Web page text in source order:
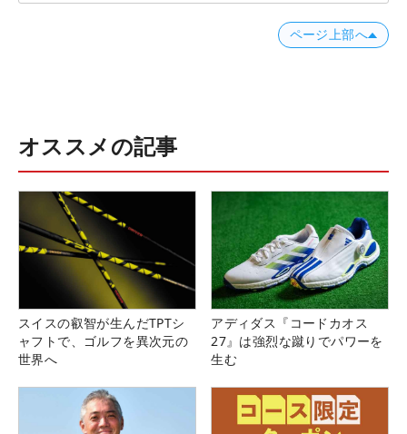
ページ上部へ
オススメの記事
スイスの叡智が生んだTPTシ
ャフトで、ゴルフを異次元の
世界へ
アディダス『コードカオス
27』は強烈な蹴りでパワーを
生む